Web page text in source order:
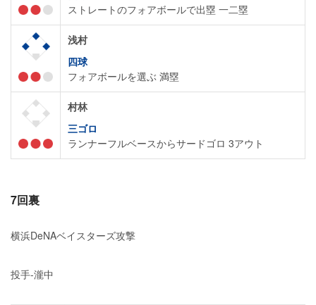
ストレートのフォアボールで出塁 一二塁
浅村
四球
フォアボールを選ぶ 満塁
村林
三ゴロ
ランナーフルベースからサードゴロ 3アウト
7回裏
横浜DeNAベイスターズ攻撃
投手-瀧中